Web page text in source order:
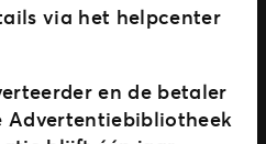
via het helpcenter
en de betaler
Advertentiebibliotheek